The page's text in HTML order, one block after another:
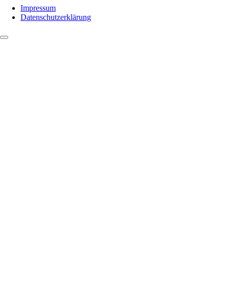
Impressum
Datenschutzerklärung